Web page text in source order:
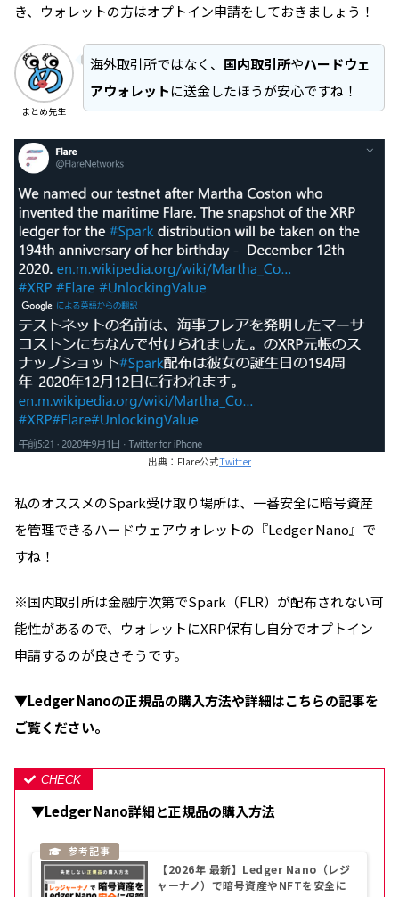
き、ウォレットの方はオプトイン申請をしておきましょう！
まとめ先生
海外取引所ではなく、 国内取引所やハードウェ
アウォレットに送金したほうが安心ですね！
出典：Flare公式Twitter
私のオススメのSpark受け取り場所は、一番安全に暗号資産
を管理できるハードウェアウォレットの『Ledger Nano』で
すね！
※国内取引所は金融庁次第でSpark（FLR）が配布されない可
能性があるので、ウォレットにXRP保有し自分でオプトイン
申請するのが良さそうです。
▼Ledger Nanoの正規品の購入方法や詳細はこちらの記事を
ご覧ください。
▼Ledger Nano詳細と正規品の購入方法
【2026年 最新】Ledger Nano（レジ
ャーナノ）で暗号資産やNFTを安全に